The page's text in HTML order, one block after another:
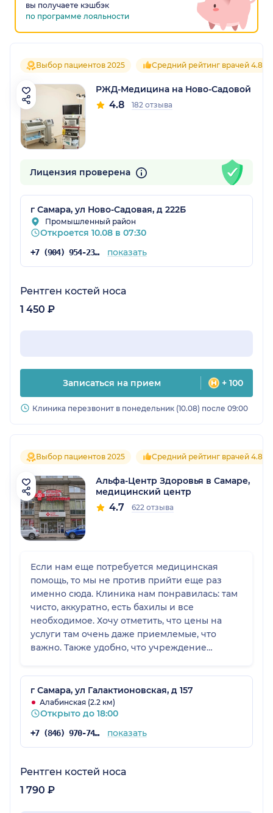
вы получаете кэшбэк
по программе лояльности
Выбор пациентов 2025 Средний рейтинг врачей 4.8
РЖД-Медицина на Ново-Садовой
4.8 182 отзыва
Лицензия проверена
г Самара, ул Ново-Садовая, д 222Б
Промышленный район
Откроется 10.08 в 07:30
+7 (904) 954-23-83 показать
Рентген костей носа
1 450 ₽
Записаться на прием + 100
Клиника перезвонит в понедельник (10.08) после 09:00
Выбор пациентов 2025 Средний рейтинг врачей 4.8
Альфа-Центр Здоровья в Самаре,
медицинский центр
4.7 622 отзыва
Если нам еще потребуется медицинская
помощь, то мы не против прийти еще раз
именно сюда. Клиника нам понравилась: там
чисто, аккуратно, есть бахилы и все
необходимое. Хочу отметить, что цены на
услуги там очень даже приемлемые, что
важно. Также удобно, что учреждение
записаться на подходящую дату. Я в декрете,
но ездим в такие учреждения с мужем, а у
него выходные стандартные: суббота и
воскресенье. Мы были на автомобиле,
парковка там есть, но остановились мы
г Самара, ул Галактионовская, д 157
Алабинская (2.2 км)
Открыто до 18:00
+7 (846) 970-74-07 показать
Рентген костей носа
1 790 ₽